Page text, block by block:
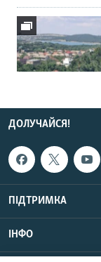
ДОЛУЧАЙСЯ!
ПІДТРИМКА
ІНФО